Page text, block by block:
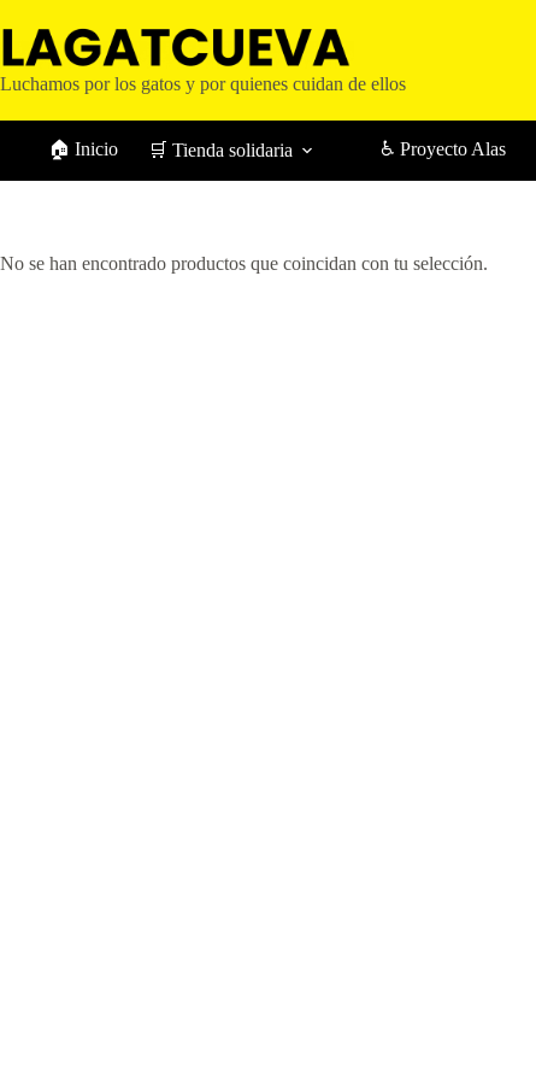
al
contenido
Luchamos por los gatos y por quienes cuidan de ellos
🏠 Inicio 🛒 Tienda solidaria ♿ Proyecto Alas
No se han encontrado productos que coincidan con tu selección.